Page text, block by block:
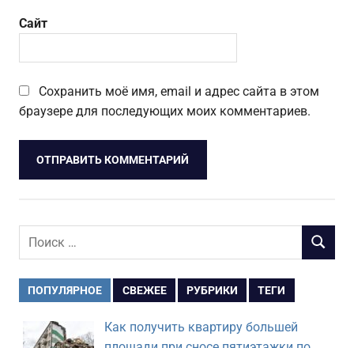
Сайт
Сохранить моё имя, email и адрес сайта в этом
браузере для последующих моих комментариев.
Поиск
ПОИСК
ПОПУЛЯРНОЕ СВЕЖЕЕ РУБРИКИ ТЕГИ
Как получить квартиру большей